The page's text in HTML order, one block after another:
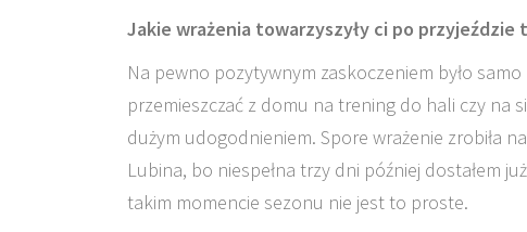
Jakie wrażenia towarzyszyły ci po przyjeździe
Na pewno pozytywnym zaskoczeniem było
przemieszczać z domu na trening do hali czy na
dużym udogodnieniem. Spore wrażenie zrobiła
Lubina, bo niespełna trzy dni później dostałem
takim momencie sezonu nie jest to proste.